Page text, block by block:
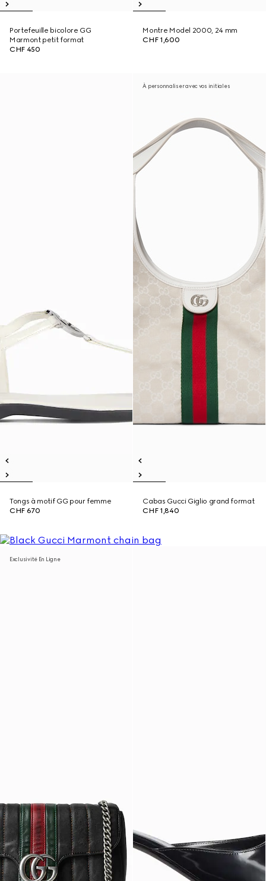
Portefeuille bicolore GG
Marmont petit format
CHF 450
Montre Model 2000, 24 mm
CHF 1,600
Tongs à motif GG pour femme
CHF 670
À personnaliser avec vos initiales
Cabas Gucci Giglio grand format
CHF 1,840
Exclusivité En Ligne